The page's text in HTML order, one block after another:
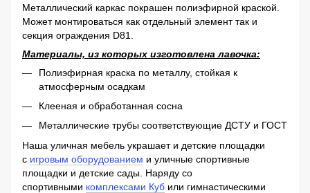
Металлический каркас покрашен полиэфирной краской.
Может монтироваться как отдельный элемент так и
секция ограждения D81.
Материалы, из которых изготовлена лавочка:
Полиэфирная краска по металлу, стойкая к
атмосферным осадкам
Клееная и обработанная сосна
Металлические трубы соответствующие ДСТУ и ГОСТ
Наша уличная мебель украшает и детские площадки
с игровым оборудованием и уличные спортивные
площадки и детские сады. Наряду со
спортивными комплексами Куб или гимнастическими